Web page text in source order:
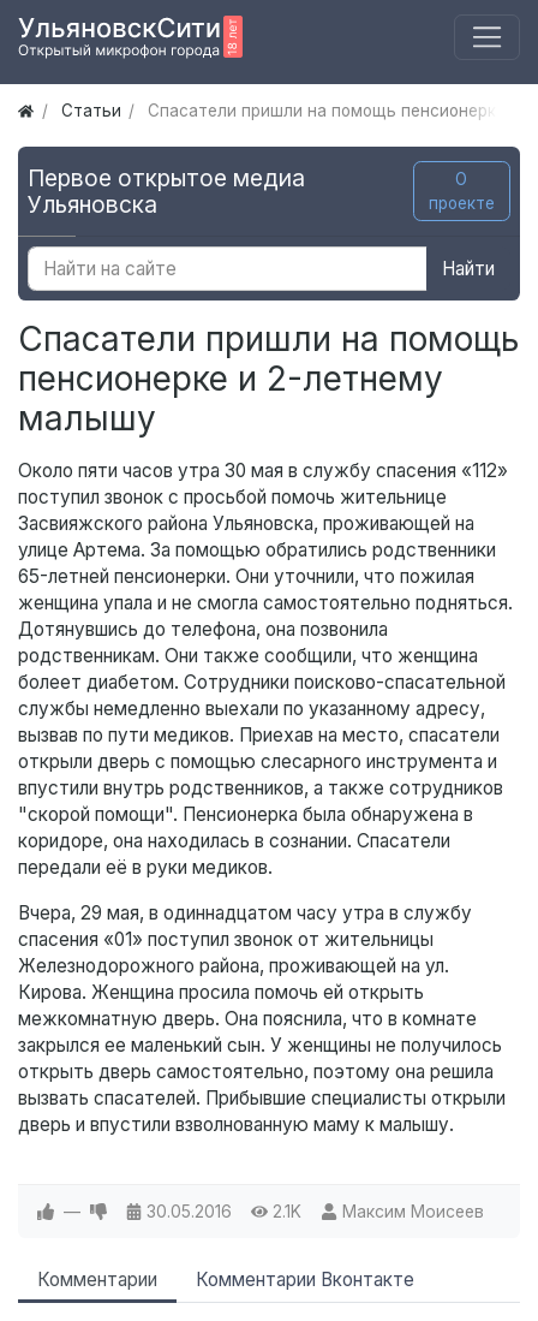
Статьи Спасатели пришли на помощь пенсионерке и
Первое открытое медиа
Ульяновска
О
проекте
Найти
Спасатели пришли на помощь
пенсионерке и 2-летнему
малышу
Около пяти часов утра 30 мая в службу спасения «112»
поступил звонок с просьбой помочь жительнице
Засвияжского района Ульяновска, проживающей на
улице Артема. За помощью обратились родственники
65-летней пенсионерки. Они уточнили, что пожилая
женщина упала и не смогла самостоятельно подняться.
Дотянувшись до телефона, она позвонила
родственникам. Они также сообщили, что женщина
болеет диабетом. Сотрудники поисково-спасательной
службы немедленно выехали по указанному адресу,
вызвав по пути медиков. Приехав на место, спасатели
открыли дверь с помощью слесарного инструмента и
впустили внутрь родственников, а также сотрудников
"скорой помощи". Пенсионерка была обнаружена в
коридоре, она находилась в сознании. Спасатели
передали её в руки медиков.
Вчера, 29 мая, в одиннадцатом часу утра в службу
спасения «01» поступил звонок от жительницы
Железнодорожного района, проживающей на ул.
Кирова. Женщина просила помочь ей открыть
межкомнатную дверь. Она пояснила, что в комнате
закрылся ее маленький сын. У женщины не получилось
открыть дверь самостоятельно, поэтому она решила
вызвать спасателей. Прибывшие специалисты открыли
дверь и впустили взволнованную маму к малышу.
— 30.05.2016 2.1K Максим Моисеев
Комментарии Комментарии Вконтакте